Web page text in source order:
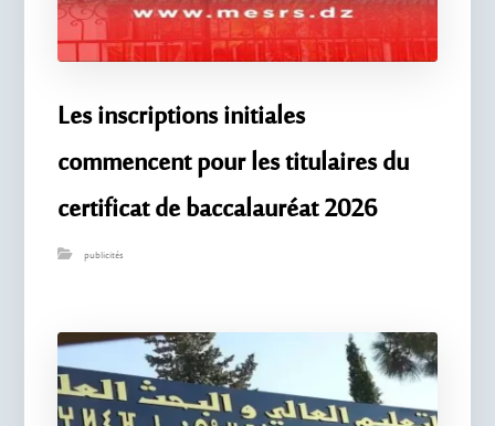
Les inscriptions initiales
commencent pour les titulaires du
certificat de baccalauréat 2026
publicités